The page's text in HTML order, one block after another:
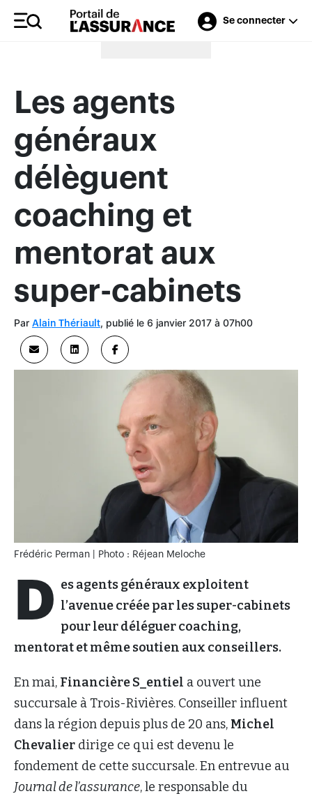
Se connecter
Merci à nos annonceurs
Les agents
généraux
délèguent
coaching et
mentorat aux
super-cabinets
Par Alain Thériault, publié le 6 janvier 2017 à 07h00
Frédéric Perman | Photo : Réjean Meloche
D es agents généraux exploitent
l’avenue créée par les super-cabinets
pour leur déléguer coaching,
mentorat et même soutien aux conseillers.
En mai, Financière S_entiel a ouvert une
succursale à Trois-Rivières. Conseiller influent
dans la région depuis plus de 20 ans, Michel
Chevalier dirige ce qui est devenu le
fondement de cette succursale. En entrevue au
Journal de l’assurance, le responsable du